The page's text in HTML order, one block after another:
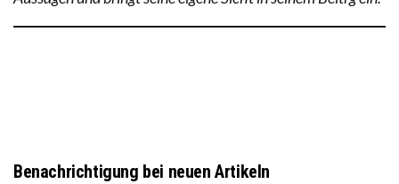
Benachrichtigung bei neuen Artikeln